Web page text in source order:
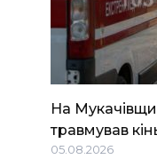
На
травмував
05.08.2026